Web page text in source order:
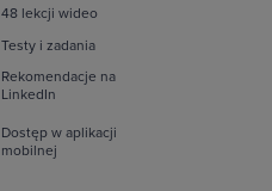
48 lekcji wideo
Testy i zadania
Rekomendacje na
LinkedIn
Dostęp w aplikacji
mobilnej